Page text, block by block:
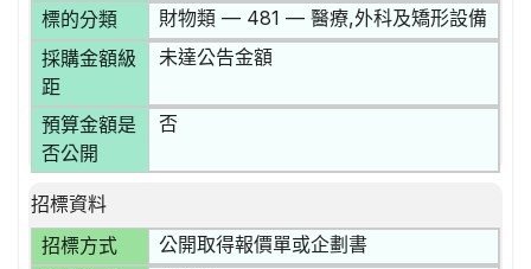
標的分類 財物類 — 481 — 醫療,外科及矯形設備
採購金額級
距
未達公告金額
預算金額是
否公開
否
招標資料
招標方式
公開取得報價單或企劃書